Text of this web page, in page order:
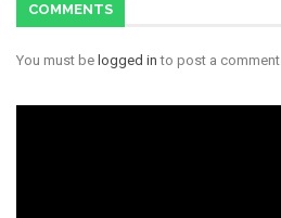
COMMENTS
You must be logged in to post a comment.